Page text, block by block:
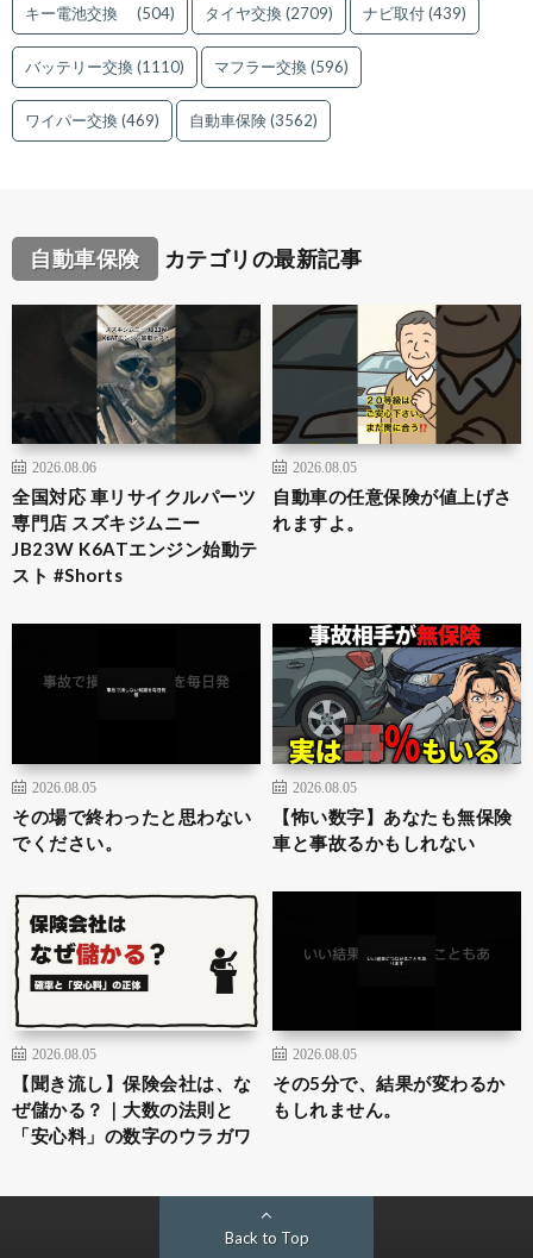
キー電池交換 (504) タイヤ交換(2709) ナビ取付(439)
バッテリー交換(1110) マフラー交換(596)
ワイパー交換(469) 自動車保険(3562)
自動車保険 カテゴリの最新記事
2026.08.06
全国対応 車リサイクルパーツ
専門店 スズキジムニー
JB23W K6ATエンジン始動テ
スト #Shorts
2026.08.05
自動車の任意保険が値上げさ
れますよ。
2026.08.05
その場で終わったと思わない
でください。
2026.08.05
【怖い数字】あなたも無保険
車と事故るかもしれない
2026.08.05
【聞き流し】保険会社は、な
ぜ儲かる？｜大数の法則と
「安心料」の数字のウラガワ
2026.08.05
その5分で、結果が変わるか
もしれません。
Back to Top